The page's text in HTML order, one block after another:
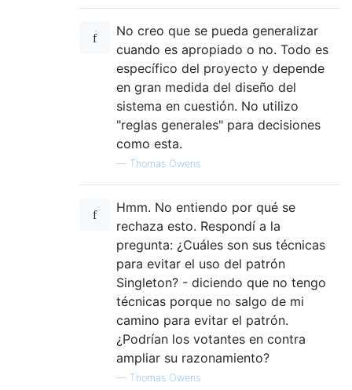
No creo que se pueda generalizar
cuando es apropiado o no. Todo es
específico del proyecto y depende
en gran medida del diseño del
sistema en cuestión. No utilizo
"reglas generales" para decisiones
como esta.
— Thomas Owens
Hmm. No entiendo por qué se
rechaza esto. Respondí a la
pregunta: ¿Cuáles son sus técnicas
para evitar el uso del patrón
Singleton? - diciendo que no tengo
técnicas porque no salgo de mi
camino para evitar el patrón.
¿Podrían los votantes en contra
ampliar su razonamiento?
— Thomas Owens